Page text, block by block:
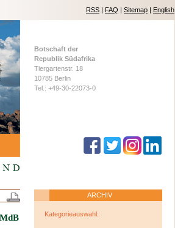
RSS | FAQ | Sitemap | English
Botschaft der
Republik Südafrika
Tiergartenstr. 18
10785 Berlin
Tel.: +49-30-22073-0
ARCHIV
Kategorieauswahl: